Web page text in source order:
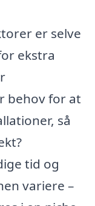
er selve
ekstra
behov for at
så
tid og
variere –